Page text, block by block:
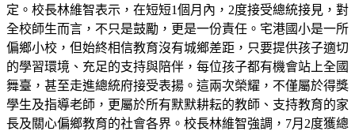
定。校長林維智表示，在短短1個月內，2度接受總統接見，對
全校師生而言，不只是鼓勵，更是一份責任。宅港國小是一所
偏鄉小校，但始終相信教育沒有城鄉差距，只要提供孩子適切
的學習環境、充足的支持與陪伴，每位孩子都有機會站上全國
舞臺，甚至走進總統府接受表揚。這兩次榮耀，不僅屬於得獎
學生及指導老師，更屬於所有默默耕耘的教師、支持教育的家
長及關心偏鄉教育的社會各界。校長林維智強調，7月2度獲總